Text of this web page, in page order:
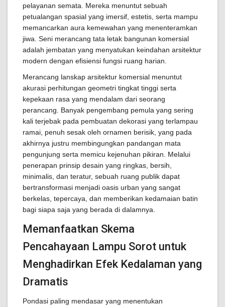
pelayanan semata. Mereka menuntut sebuah
petualangan spasial yang imersif, estetis, serta mampu
memancarkan aura kemewahan yang menenteramkan
jiwa. Seni merancang tata letak bangunan komersial
adalah jembatan yang menyatukan keindahan arsitektur
modern dengan efisiensi fungsi ruang harian.
Merancang lanskap arsitektur komersial menuntut
akurasi perhitungan geometri tingkat tinggi serta
kepekaan rasa yang mendalam dari seorang
perancang. Banyak pengembang pemula yang sering
kali terjebak pada pembuatan dekorasi yang terlampau
ramai, penuh sesak oleh ornamen berisik, yang pada
akhirnya justru membingungkan pandangan mata
pengunjung serta memicu kejenuhan pikiran. Melalui
penerapan prinsip desain yang ringkas, bersih,
minimalis, dan teratur, sebuah ruang publik dapat
bertransformasi menjadi oasis urban yang sangat
berkelas, tepercaya, dan memberikan kedamaian batin
bagi siapa saja yang berada di dalamnya.
Memanfaatkan Skema
Pencahayaan Lampu Sorot untuk
Menghadirkan Efek Kedalaman yang
Dramatis
Pondasi paling mendasar yang menentukan